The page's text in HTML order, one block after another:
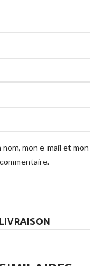
mon e-mail et